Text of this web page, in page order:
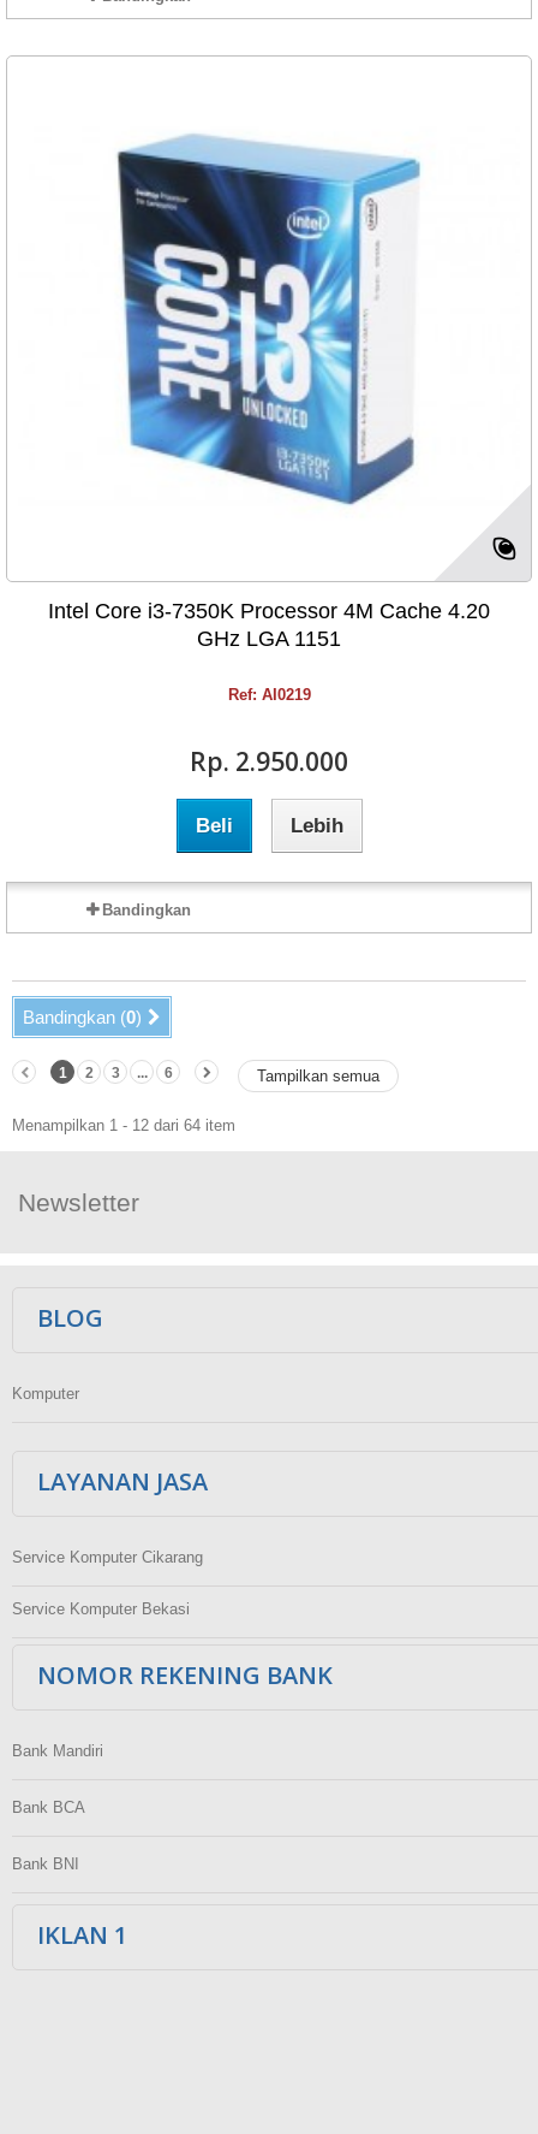
Intel Core i3-7350K Processor 4M Cache 4.20
GHz LGA 1151
Ref: AI0219
Rp‎. 2.950.000
Beli Lebih
Bandingkan
Bandingkan (0)
Tampilkan semua
1 2 3 ... 6
Menampilkan 1 - 12 dari 64 item
Newsletter
BLOG
Komputer
LAYANAN JASA
Service Komputer Cikarang
Service Komputer Bekasi
NOMOR REKENING BANK
Bank Mandiri
Bank BCA
Bank BNI
IKLAN 1